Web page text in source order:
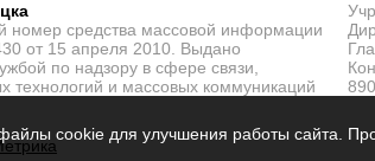
номер средства массовой информации
от 15 апреля 2010. Выдано
по надзору в сфере связи,
технологий и массовых коммуникаций
cookie для улучшения работы сайта.